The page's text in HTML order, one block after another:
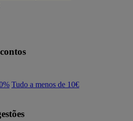
Tudo a menos de 10€